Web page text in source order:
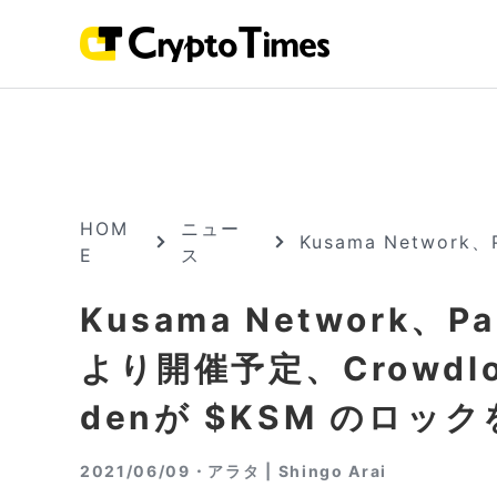
HOM
E
ニュー
ス
Kusama Network、
Kusama Network、
より開催予定、
denが $KSM のロック
2021/06/09・ アラタ | Shingo Arai